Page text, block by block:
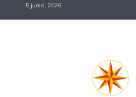
5 junio, 2026